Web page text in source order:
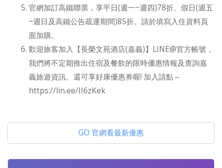
官網加訂高鐵聯票，享平日(週一~週四)78折、假日(週五
~週日及高鐵公告疏運期間)85折。請於填寫入住資料頁
面加購。
歡迎旅客加入【長榮文苑酒店(嘉義)】LINE@官方帳號，
我們將不定期推出住宿及餐飲的限時優惠情報及查詢嘉
義旅遊資訊、還可享好康優惠券喔! 加入請點～
https://lin.ee/II6zKek
GO 官網看最新優惠